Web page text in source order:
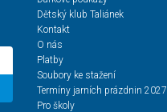
Dětský klub Taliánek
Kontakt
O nás
Platby
Soubory ke stažení
Termíny jarních prázdnin 2027
Pro školy